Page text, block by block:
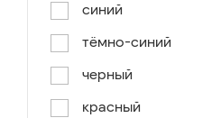
синий
тёмно-синий
черный
красный